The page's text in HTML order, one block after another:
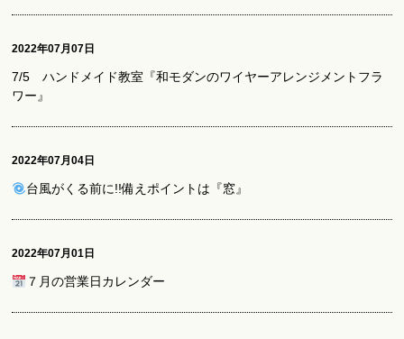
2022年07月07日
7/5 ハンドメイド教室『和モダンのワイヤーアレンジメントフラ
ワー』
2022年07月04日
台風がくる前に!!備えポイントは『窓』
2022年07月01日
７月の営業日カレンダー